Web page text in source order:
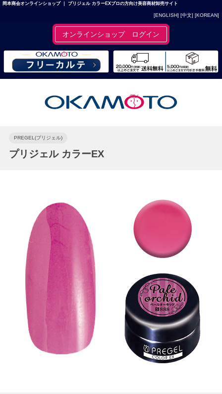
岡本商会オンラインショップ ｜ プリジェル カラーEXプロの方向け美容商材卸売サイト
[ENGLISH] [中文] [KOREAN]
オンラインショップ ログイン
PREGEL(プリジェル)
プリジェル カラーEX